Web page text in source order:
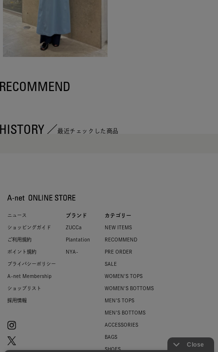
最近チェックした商品
ニュース
ショッピングガイド
ご利用規約
ポイント規約
プライバシーポリシー
A-net Membership
ショップリスト
採用情報
ブランド
ZUCCa
Plantation
NYA-
カテゴリー
NEW ITEMS
RECOMMEND
PRE ORDER
SALE
WOMEN'S TOPS
WOMEN'S BOTTOMS
MEN'S TOPS
MEN'S BOTTOMS
ACCESSORIES
BAGS
SHOES